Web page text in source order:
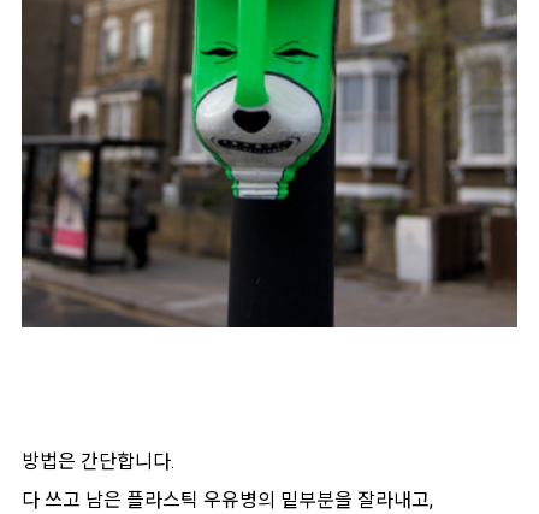
방법은 간단합니다.
다 쓰고 남은 플라스틱 우유병의 밑부분을 잘라내고,